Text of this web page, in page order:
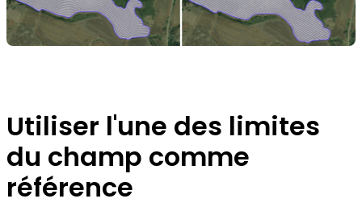
Utiliser l'une des limites
du champ comme
référence